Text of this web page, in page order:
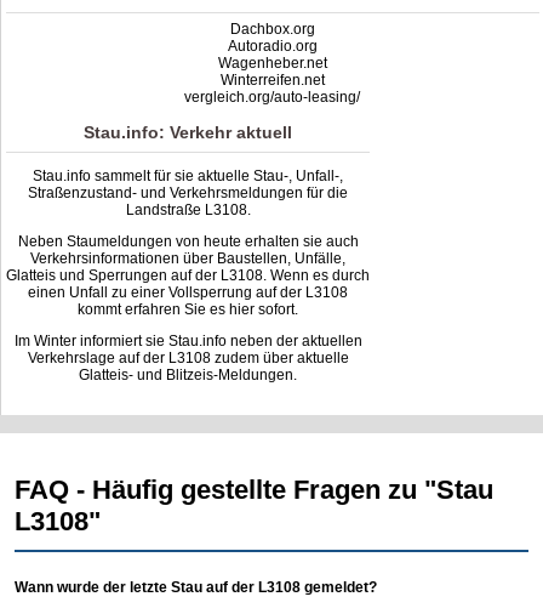
Dachbox.org
Autoradio.org
Wagenheber.net
Winterreifen.net
vergleich.org/auto-leasing/
Stau.info: Verkehr aktuell
Stau.info sammelt für sie aktuelle Stau-, Unfall-,
Straßenzustand- und Verkehrsmeldungen für die
Landstraße L3108.
Neben Staumeldungen von heute erhalten sie auch
Verkehrsinformationen über Baustellen, Unfälle,
Glatteis und Sperrungen auf der L3108. Wenn es durch
einen Unfall zu einer Vollsperrung auf der L3108
kommt erfahren Sie es hier sofort.
Im Winter informiert sie Stau.info neben der aktuellen
Verkehrslage auf der L3108 zudem über aktuelle
Glatteis- und Blitzeis-Meldungen.
FAQ - Häufig gestellte Fragen zu "Stau
L3108"
Wann wurde der letzte Stau auf der L3108 gemeldet?